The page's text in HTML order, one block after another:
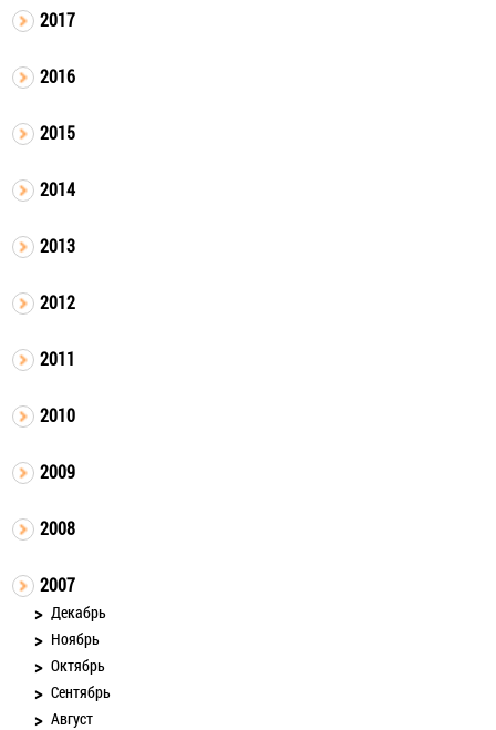
2017
2016
2015
2014
2013
2012
2011
2010
2009
2008
2007
Декабрь
Ноябрь
Октябрь
Сентябрь
Август